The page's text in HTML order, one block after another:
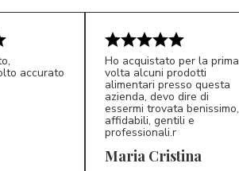
accurato
MC 5/5
Ho acquistato per la prima
volta alcuni prodotti
alimentari presso questa
azienda, devo dire di
essermi trovata benissimo,
affidabili, gentili e
professionali.r
Maria Cristina